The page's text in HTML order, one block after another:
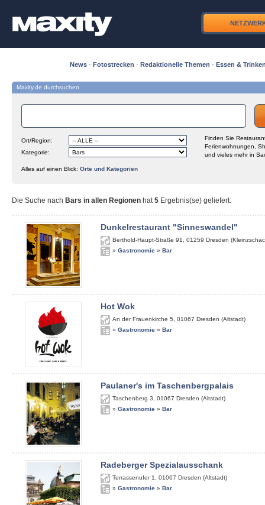
News · Fotostrecken · Redaktionelle Themen · Essen &
Maxity.de durchsuchen
Ort/Region:
Kategorie:
Finden Sie
Ferienwohnungen,
und vieles mehr in
Alles auf einen Blick: Orte und Kategorien
Die Suche nach Bars in allen Regionen hat5 Ergebnis(se) geliefert:
Dunkelrestaurant "Sinneswandel"
Berthold-Haupt-Straße 91 01259 Dresden
» Gastronomie » Bar
Hot Wok
An der Frauenkirche 5 01067 Dresden (Altstadt)
» Gastronomie » Bar
Paulaner's im Taschenbergpalais
Taschenberg 3 01067 Dresden (Altstadt)
» Gastronomie » Bar
Radeberger Spezialausschank
Terrassenufer 1 01067 Dresden (Altstadt)
» Gastronomie » Bar